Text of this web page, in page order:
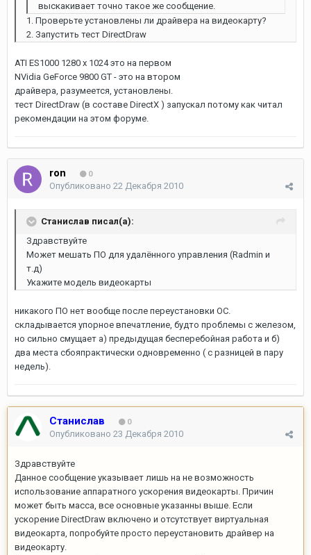
выскакивает точно такое же сообщение.
1. Проверьте установлены ли драйвера на видеокарту?
2. Запустить тест DirectDraw
ATI ES1000 1280 x 1024 это на первом
NVidia GeForce 9800 GT - это на втором
драйвера, разумеется, установлены.
тест DirectDraw (в составе DirectX ) запускал потому как читал
рекомендации на этом форуме.
ron 0
Опубликовано 22 Декабря 2010
Станислав писал(а):
Здравствуйте
Может мешать ПО для удалённого управления (Radmin и
т.д)
Укажите модель видеокарты
никакого ПО нет вообще после переустановки ОС.
складывается упорное впечатление, будто проблемы с железом,
но сильно смущает а) предыдущая бесперебойная работа и б)
два места сбояпрактически одновременно ( с разницей в пару
недель).
Станислав 0
Опубликовано 23 Декабря 2010
Здравствуйте
Данное сообщение указывает лишь на не возможность
использование аппаратного ускорения видеокарты. Причин
может быть масса, все основные указанны выше. Если
ускорение DirectDraw включено и отсутствует виртуальная
видеокарта, попробуйте просто переустановить драйвер на
видеокарту.